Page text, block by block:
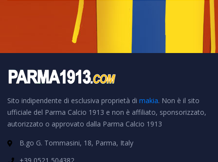
Sito indipendente di esclusiva proprietà di makia. Non è il sito
ufficiale del Parma Calcio 1913 e non è affiliato, sponsorizzato,
autorizzato o approvato dalla Parma Calcio 1913
B.go G. Tommasini, 18, Parma, Italy